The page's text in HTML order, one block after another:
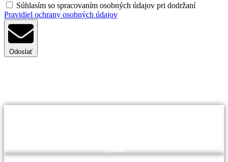
Súhlasím so spracovaním osobných údajov pri dodržaní
Pravidiel ochrany osobných údajov
Odoslať